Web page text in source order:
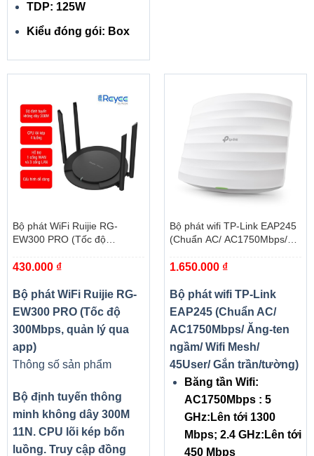
TDP: 125W
Kiểu đóng gói: Box
Bộ phát WiFi Ruijie RG-
EW300 PRO (Tốc độ
430.000 ₫
Bộ phát WiFi Ruijie RG-
EW300 PRO (Tốc độ
300Mbps, quản lý qua
app)
Thông số sản phẩm
Bộ định tuyến thông
minh không dây 300M
11N. CPU lõi kép bốn
luồng. Truy cập đồng
Bộ phát wifi TP-Link EAP245
(Chuẩn AC/ AC1750Mbps/
45User/ Gắn trần/tường)
1.650.000 ₫
Bộ phát wifi TP-Link
EAP245 (Chuẩn AC/
AC1750Mbps/ Ăng-ten
ngầm/ Wifi Mesh/
45User/ Gắn trần/tường)
Băng tần Wifi:
AC1750Mbps : 5
GHz:Lên tới 1300
Mbps; 2.4 GHz:Lên tới
450 Mbps